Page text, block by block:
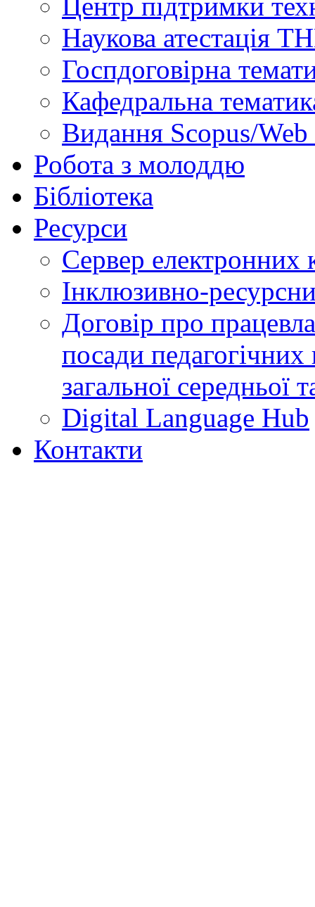
Наукова атестація
Госпдоговірна
Кафедральна
Видання Scopus/
Робота з молоддю
Бібліотека
Ресурси
Сервер
Інклюзивно-
Договір про
посади педагогічних
загальної середньої
Digital Language Hub
Контакти